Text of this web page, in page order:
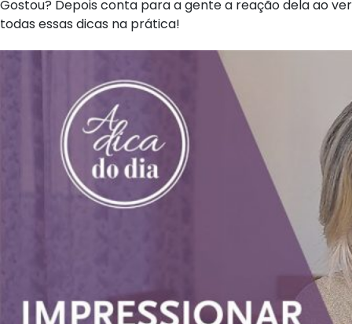
Gostou? Depois conta para a gente a reação dela ao ver
todas essas dicas na prática!